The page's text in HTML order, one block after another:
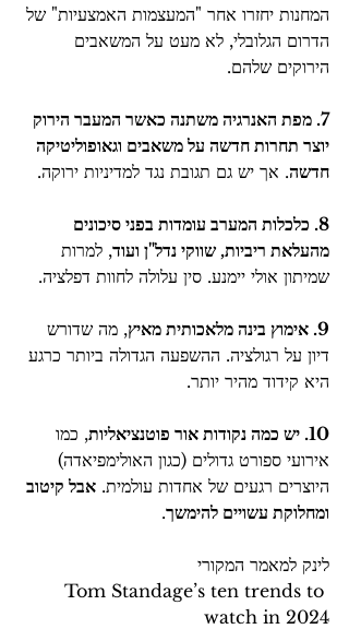
המחנות יחזרו אחר "המעצמות האמצעיות" של
הדרום הגלובלי, לא מעט על המשאבים
הירוקים שלהם.
7. מפת האנרגיה משתנה כאשר המעבר הירוק
יוצר תחרות חדשה על משאבים וגאופוליטיקה
חדשה. אך יש גם תגובת נגד למדיניות ירוקה.
8. כלכלות המערב עומדות בפני סיכונים
מהעלאת ריביות, שווקי נדל"ן ועוד, למרות
שמיתון אולי יימנע. סין עלולה לחוות דפלציה.
9. אימוץ בינה מלאכותית מאיץ
, מה שדורש
דיון על רגולציה. ההשפעה הגדולה ביותר כרגע
היא קידוד מהיר יותר.
10. יש כמה נקודות אור פוטנציאליות
, כמו
אירועי ספורט גדולים (כגון האולימפיאדה)
היוצרים רגעים של אחדות עולמית. אבל קיטוב
ומחלוקת עשויים להימשך.
לינק למאמר המקורי
Tom Standage’s ten trends to
watch in 2024